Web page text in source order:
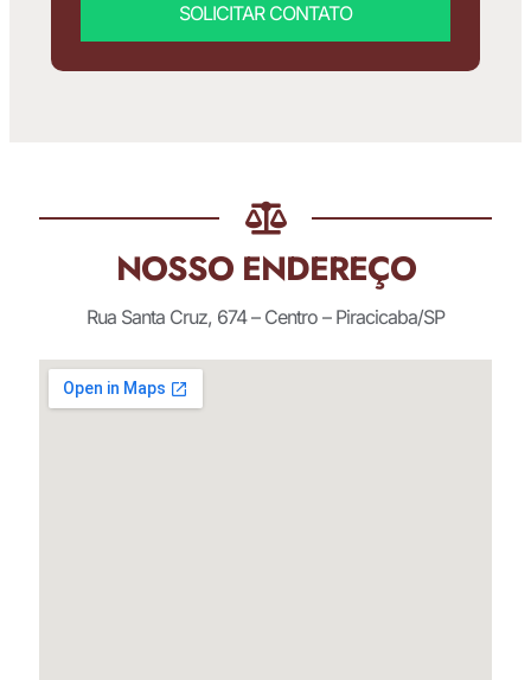
SOLICITAR CONTATO
NOSSO ENDEREÇO
Rua Santa Cruz, 674 – Centro – Piracicaba/SP